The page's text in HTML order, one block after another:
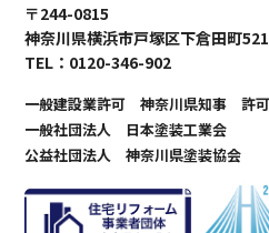
〒244-0815
神奈川県横浜市戸塚区下倉田町
TEL：0120-346-902
一般建設業許可 神奈川県知事 許
一般社団法人 日本塗装工業会
公益社団法人 神奈川県塗装協会